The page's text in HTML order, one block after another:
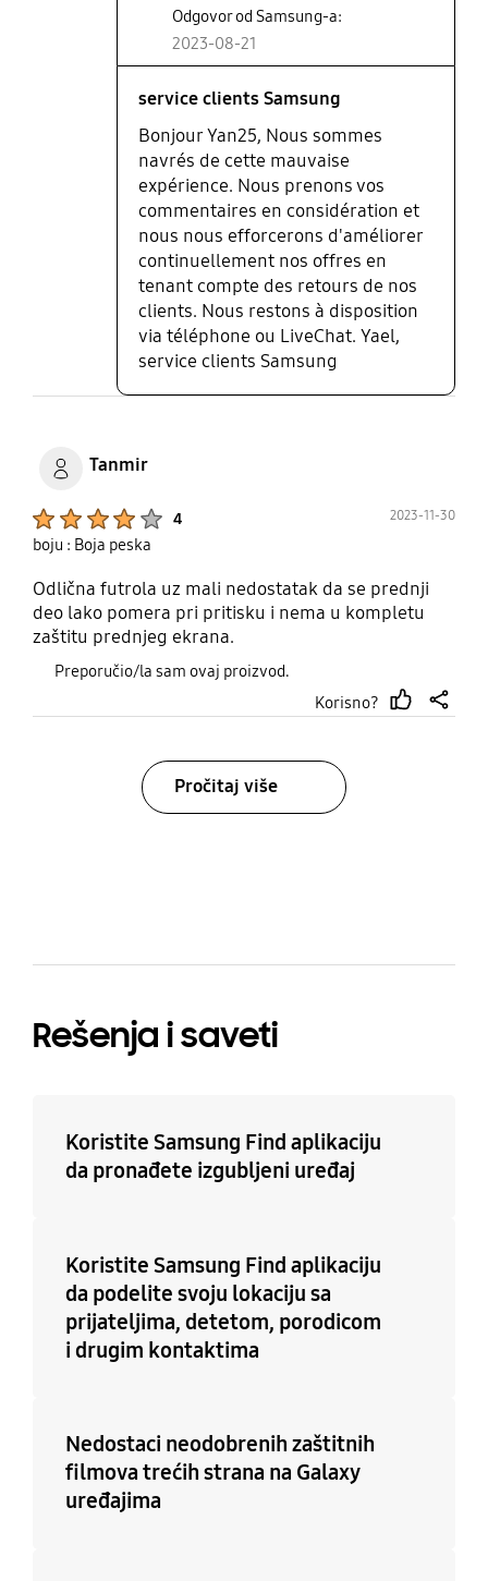
Odgovor od Samsung-a:
2023-08-21
service clients Samsung
Bonjour Yan25, Nous sommes
navrés de cette mauvaise
expérience. Nous prenons vos
commentaires en considération et
nous nous efforcerons d'améliorer
continuellement nos offres en
tenant compte des retours de nos
clients. Nous restons à disposition
via téléphone ou LiveChat. Yael,
service clients Samsung
Tanmir
4 2023-11-30
boju : Boja peska
Odlična futrola uz mali nedostatak da se prednji
deo lako pomera pri pritisku i nema u kompletu
zaštitu prednjeg ekrana.
Preporučio/la sam ovaj proizvod.
Korisno?
Pročitaj više
Rešenja i saveti
Koristite Samsung Find aplikaciju
da pronađete izgubljeni uređaj
Koristite Samsung Find aplikaciju
da podelite svoju lokaciju sa
prijateljima, detetom, porodicom
i drugim kontaktima
Nedostaci neodobrenih zaštitnih
filmova trećih strana na Galaxy
uređajima